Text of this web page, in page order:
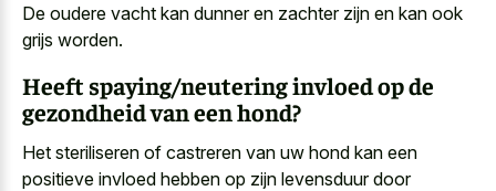
De oudere vacht kan dunner en zachter zijn en kan ook
grijs worden.
Heeft spaying/neutering invloed op de
gezondheid van een hond?
Het steriliseren of castreren van uw hond kan een
positieve invloed hebben op zijn levensduur door